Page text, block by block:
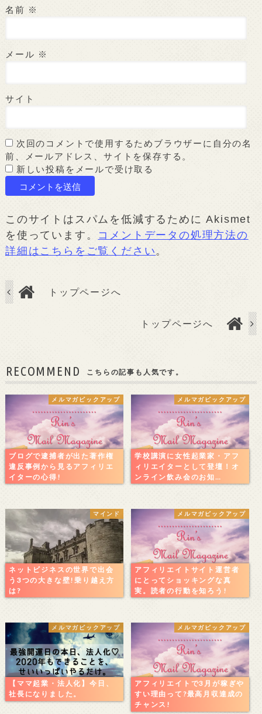
名前 ※
メール ※
サイト
次回のコメントで使用するためブラウザーに自分の名
前、メールアドレス、サイトを保存する。
新しい投稿をメールで受け取る
このサイトはスパムを低減するために Akismet
を使っています。 コメントデータの処理方法の
詳細はこちらをご覧ください 。
トップページへ
トップページへ
RECOMMEND こちらの記事も人気です。
メルマガピックアップ
ブログで逮捕者が出た著作権
違反事例から見るアフィリエ
イターの心得!
メルマガピックアップ
学校講演に女性起業家・アフ
ィリエイターとして登壇！オ
ンライン飲み会のお知…
マインド
ネットビジネスの世界で出会
う3つの大きな壁!乗り越え方
は?
メルマガピックアップ
アフィリエイトサイト運営者
にとってショッキングな真
実。読者の行動を知ろう!
メルマガピックアップ
【ママ起業・法人化】今日、
社長になりました。
メルマガピックアップ
アフィリエイトで3月が稼ぎや
すい理由って?最高月収達成の
チャンス!